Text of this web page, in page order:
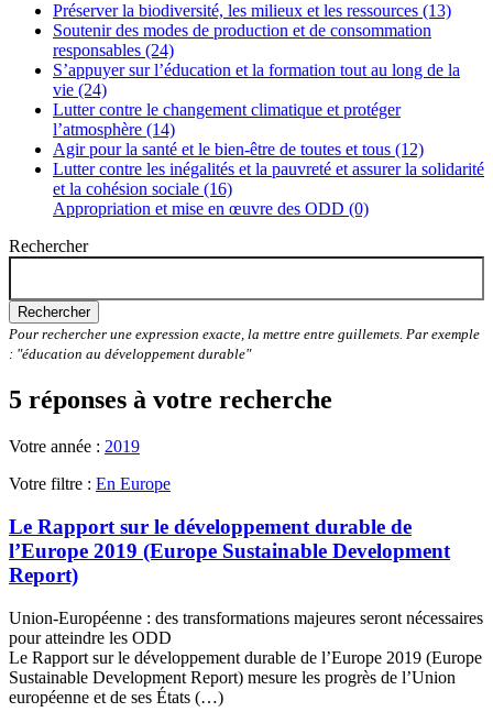
Préserver la biodiversité, les milieux et les ressources (13)
Soutenir des modes de production et de consommation
responsables (24)
S’appuyer sur l’éducation et la formation tout au long de la
vie (24)
Lutter contre le changement climatique et protéger
l’atmosphère (14)
Agir pour la santé et le bien-être de toutes et tous (12)
Lutter contre les inégalités et la pauvreté et assurer la solidarité
et la cohésion sociale (16)
Appropriation et mise en œuvre des ODD (0)
Rechercher
Rechercher
Pour rechercher une expression exacte, la mettre entre guillemets. Par exemple
: "éducation au développement durable"
5 réponses à votre recherche
Votre année : 2019
Votre filtre : En Europe
Le Rapport sur le développement durable de
l’Europe 2019 (Europe Sustainable Development
Report)
Union-Européenne : des transformations majeures seront nécessaires
pour atteindre les ODD
Le Rapport sur le développement durable de l’Europe 2019 (Europe
Sustainable Development Report) mesure les progrès de l’Union
européenne et de ses États (…)